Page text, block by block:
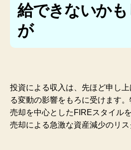
給できないか
が
投資による収入は、先ほど申し
る変動の影響をもろに受けます
売却を中心としたFIREスタイル
売却による急激な資産減少のリス